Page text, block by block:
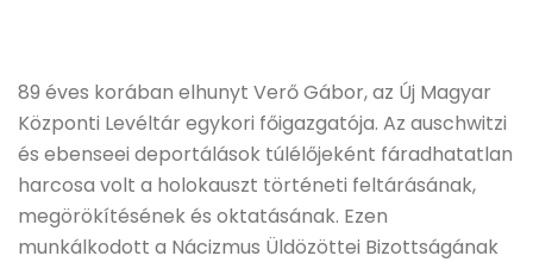
89 éves korában elhunyt Verő Gábor, az Új Magyar
Központi Levéltár egykori főigazgatója. Az auschwitzi
és ebenseei deportálások túlélőjeként fáradhatatlan
harcosa volt a holokauszt történeti feltárásának,
megörökítésének és oktatásának. Ezen
munkálkodott a Nácizmus Üldözöttei Bizottságának